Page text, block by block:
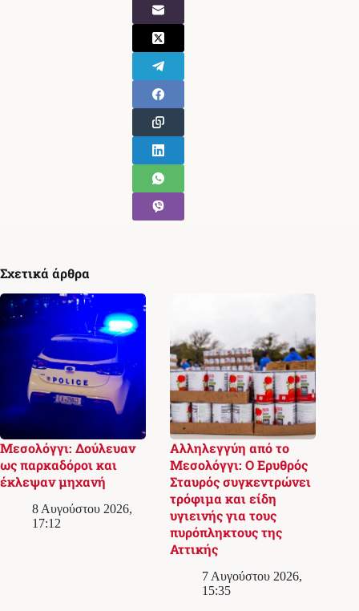
Σχετικά άρθρα
Μεσολόγγι: Δούλευαν
ως παρκαδόροι και
έκλεψαν μηχανή
8 Αυγούστου 2026,
17:12
Αλληλεγγύη από το
Μεσολόγγι: Ο Ερυθρός
Σταυρός συγκεντρώνει
τρόφιμα και είδη
υγιεινής για τους
πυρόπληκτους της
Αττικής
7 Αυγούστου 2026,
15:35